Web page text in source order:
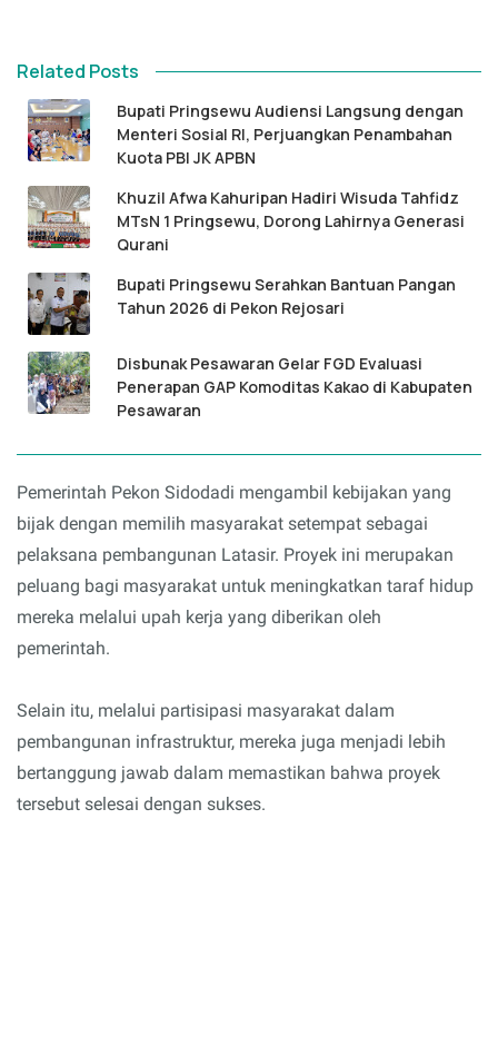
Related Posts
Bupati Pringsewu Audiensi Langsung dengan
Menteri Sosial RI, Perjuangkan Penambahan
Kuota PBI JK APBN
Khuzil Afwa Kahuripan Hadiri Wisuda Tahfidz
MTsN 1 Pringsewu, Dorong Lahirnya Generasi
Qurani
Bupati Pringsewu Serahkan Bantuan Pangan
Tahun 2026 di Pekon Rejosari
Disbunak Pesawaran Gelar FGD Evaluasi
Penerapan GAP Komoditas Kakao di Kabupaten
Pesawaran
Pemerintah Pekon Sidodadi mengambil kebijakan yang
bijak dengan memilih masyarakat setempat sebagai
pelaksana pembangunan Latasir. Proyek ini merupakan
peluang bagi masyarakat untuk meningkatkan taraf hidup
mereka melalui upah kerja yang diberikan oleh
pemerintah.
Selain itu, melalui partisipasi masyarakat dalam
pembangunan infrastruktur, mereka juga menjadi lebih
bertanggung jawab dalam memastikan bahwa proyek
tersebut selesai dengan sukses.